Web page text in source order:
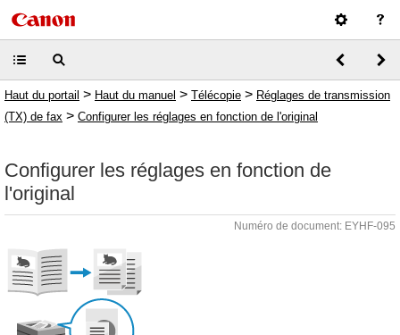
Haut du portail > Haut du manuel > Télécopie > Réglages de transmission
(TX) de fax > Configurer les réglages en fonction de l'original
Configurer les réglages en fonction de
l'original
Numéro de document: EYHF-095